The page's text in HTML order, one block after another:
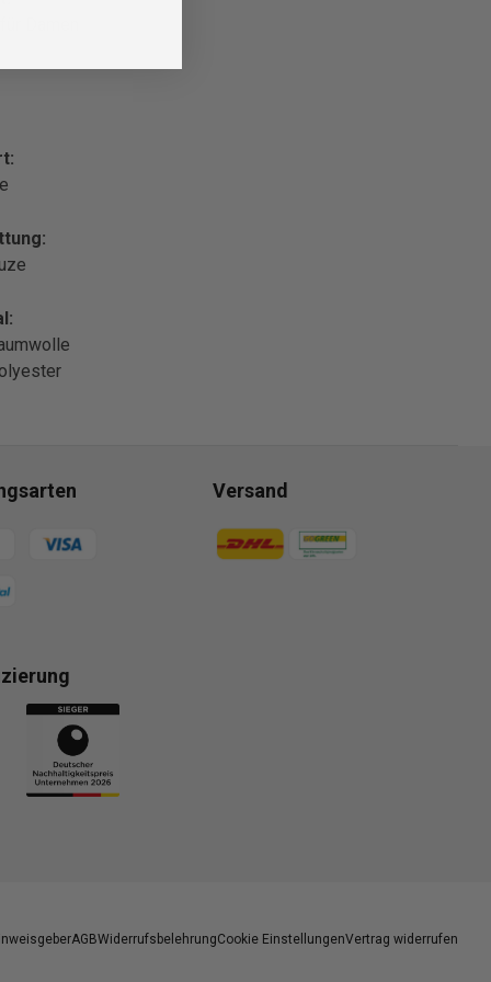
Versand
Zahlungsmethoden
AGBWiderrufsbelehrungCookie EinstellungenVertrag widerrufen